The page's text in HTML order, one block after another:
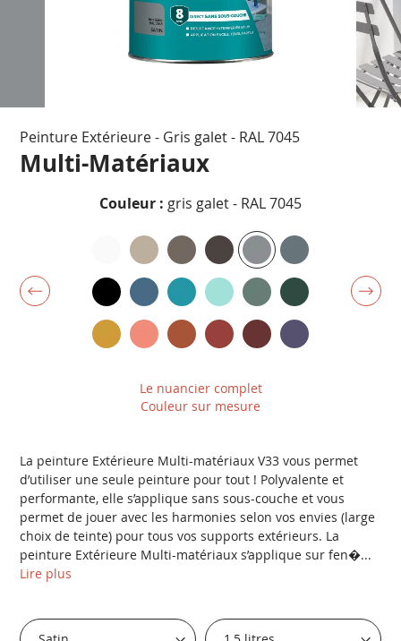
début
Peinture Extérieure - Gris galet - RAL 7045
Multi-Matériaux
Couleur : gris galet - RAL 7045
Le nuancier complet
Couleur sur mesure
La peinture Extérieure Multi-matériaux V33 vous permet
d’utiliser une seule peinture pour tout ! Polyvalente et
performante, elle s’applique sans sous-couche et vous
permet de jouer avec les harmonies selon vos envies (large
choix de teinte) pour tous vos supports extérieurs. La
peinture Extérieure Multi-matériaux s’applique sur fen�...
Lire plus